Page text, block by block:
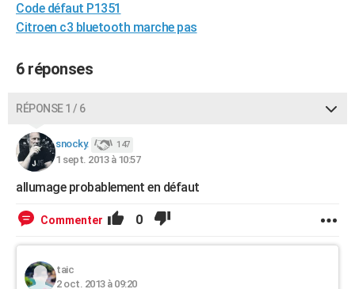
Destinations
City break
Voyage nature
Voyage de noces
Forum
Climat
+PHOTO
BONS PLANS
CARTE DE VOEUX
Carte de Noël
Carte Bonne année
Carte Saint-Valentin
Carte Pâques
Carte d'anniversaire
DICTIONNAIRE
Dictionnaire
Biographies
Citations
Expressions
Proverbes
COPAINS D'AVANT
FORUM
Code défaut P1351
Citroen c3 bluetooth marche pas
6 réponses
RÉPONSE 1 / 6
snocky. 147
1 sept. 2013 à 10:57
allumage probablement en défaut
Commenter 0
taic
2 oct. 2013 à 09:20